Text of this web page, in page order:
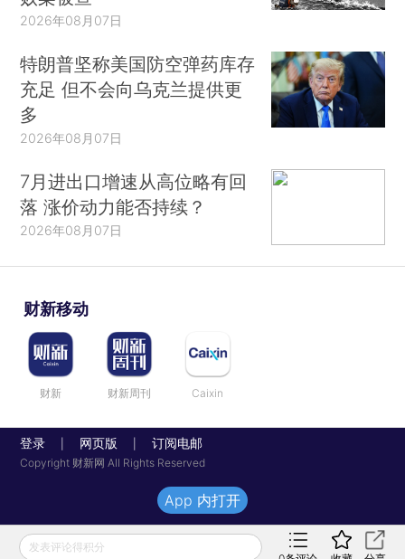
2026年08月07日
特朗普坚称美国防空弹药库存
充足 但不会向乌克兰提供更
多
2026年08月07日
7月进出口增速从高位略有回
落 涨价动力能否持续？
2026年08月07日
财新移动
财新 财新周刊 Caixin
登录 网页版 订阅电邮
Copyright 财新网 All Rights Reserved
发表评论得积分
App 内打开